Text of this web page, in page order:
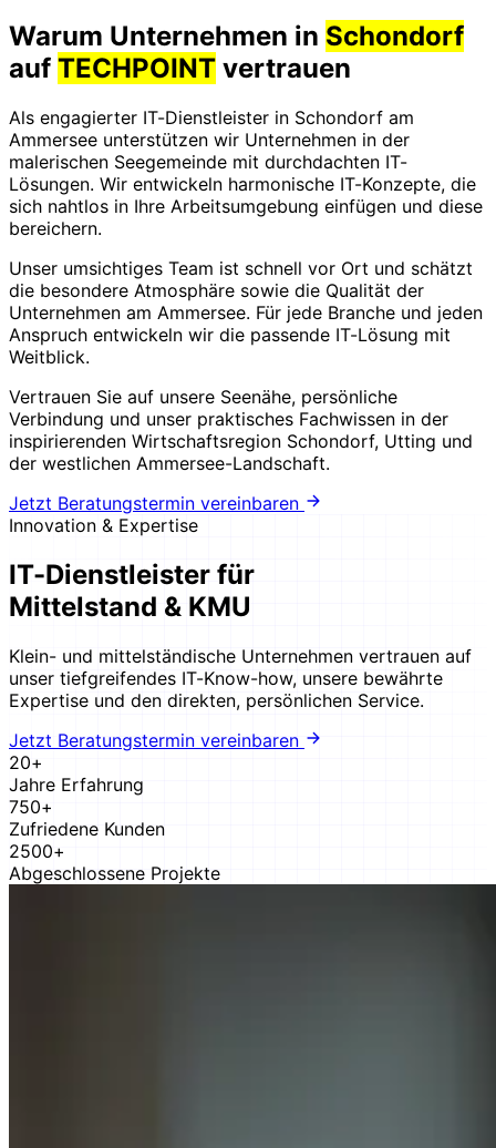
Warum Unternehmen in Schondorf
auf TECHPOINT vertrauen
Als engagierter IT-Dienstleister in Schondorf am
Ammersee unterstützen wir Unternehmen in der
malerischen Seegemeinde mit durchdachten IT-
Lösungen. Wir entwickeln harmonische IT-Konzepte, die
sich nahtlos in Ihre Arbeitsumgebung einfügen und diese
bereichern.
Unser umsichtiges Team ist schnell vor Ort und schätzt
die besondere Atmosphäre sowie die Qualität der
Unternehmen am Ammersee. Für jede Branche und jeden
Anspruch entwickeln wir die passende IT-Lösung mit
Weitblick.
Vertrauen Sie auf unsere Seenähe, persönliche
Verbindung und unser praktisches Fachwissen in der
inspirierenden Wirtschaftsregion Schondorf, Utting und
der westlichen Ammersee-Landschaft.
Jetzt Beratungstermin vereinbaren
Innovation & Expertise
IT-Dienstleister für
Mittelstand & KMU
Klein- und mittelständische Unternehmen vertrauen auf
unser tiefgreifendes IT-Know-how, unsere bewährte
Expertise und den direkten, persönlichen Service.
Jetzt Beratungstermin vereinbaren
20+
Jahre Erfahrung
750+
Zufriedene Kunden
2500+
Abgeschlossene Projekte